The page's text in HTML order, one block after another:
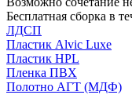
Бесплатная сборка в
ЛДСП
Пластик Alvic Luxe
Пластик HPL
Пленка ПВХ
Полотно АГТ (МДФ)